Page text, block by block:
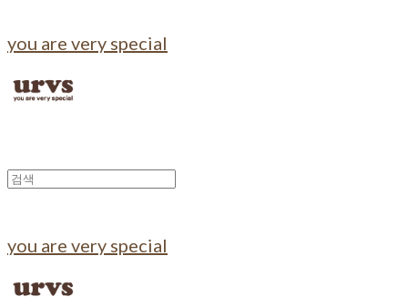
you are very special
you are very special